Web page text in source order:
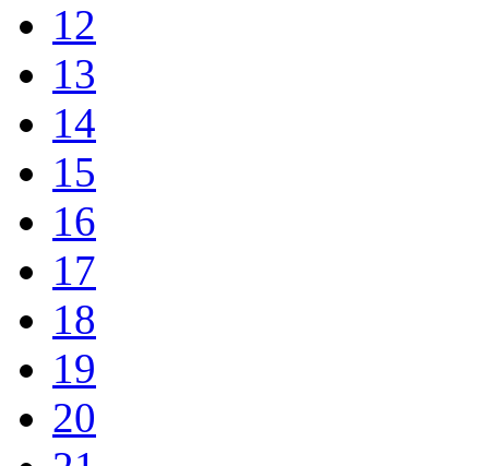
12
13
14
15
16
17
18
19
20